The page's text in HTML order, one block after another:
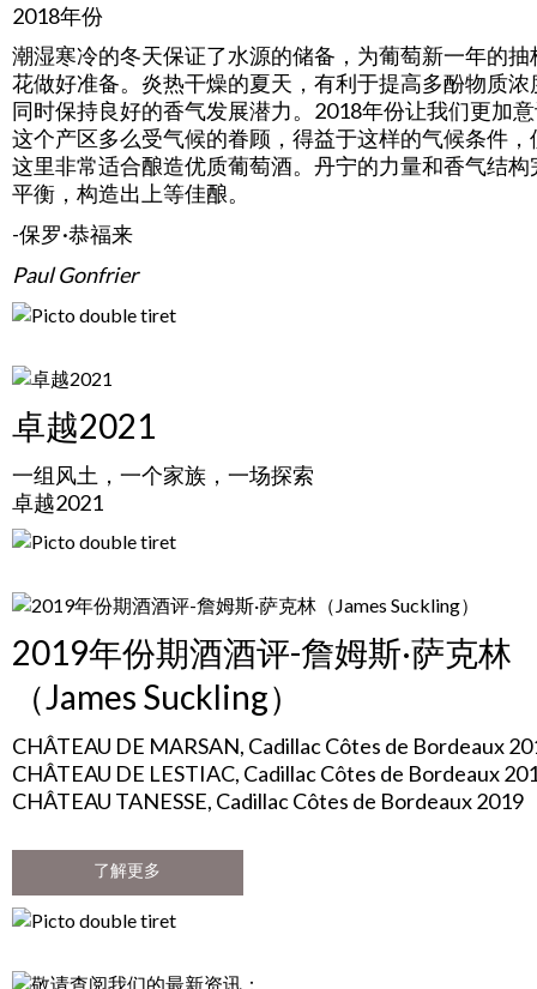
2018年份
潮湿寒冷的冬天保证了水源的储备，为葡萄新一年的抽
花做好准备。炎热干燥的夏天，有利于提高多酚物质浓
同时保持良好的香气发展潜力。2018年份让我们更加
这个产区多么受气候的眷顾，得益于这样的气候条件，
这里非常适合酿造优质葡萄酒。丹宁的力量和香气结构
平衡，构造出上等佳酿。
-保罗·恭福来
Paul Gonfrier
卓越2021
一组风土，一个家族，一场探索
卓越2021
2019年份期酒酒评-詹姆斯·萨克林
（James Suckling）
CHÂTEAU DE MARSAN, Cadillac Côtes de Bordeaux
CHÂTEAU DE LESTIAC, Cadillac Côtes de Bordeaux
CHÂTEAU TANESSE, Cadillac Côtes de Bordeaux 2019
了解更多